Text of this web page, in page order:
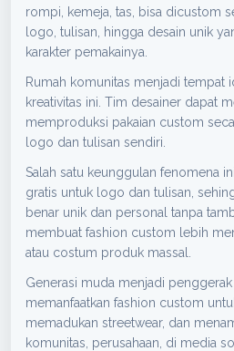
rompi, kemeja, tas, bisa dicustom
logo, tulisan, hingga desain unik
karakter pemakainya.
Rumah komunitas menjadi tempat
kreativitas ini. Tim desainer dapat
memproduksi pakaian custom
logo dan tulisan sendiri.
Salah satu keunggulan fenomena
gratis untuk logo dan tulisan,
benar unik dan personal tanpa
membuat fashion custom lebih
atau costum produk massal.
Generasi muda menjadi
memanfaatkan fashion custom
memadukan streetwear, dan
komunitas, perusahaan, di media